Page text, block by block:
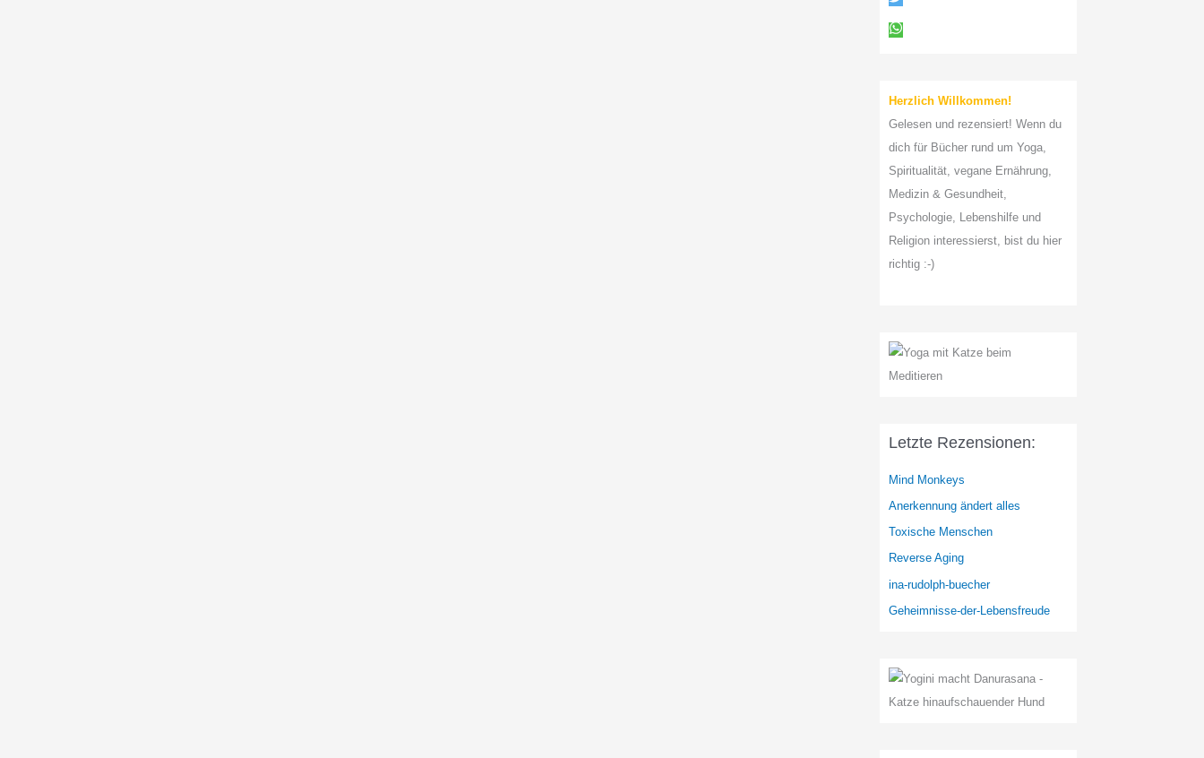
a
c
Herzlich Willkommen!
Gelesen und rezensiert! Wenn du
dich für Bücher rund um Yoga,
Spiritualität, vegane Ernährung,
Medizin & Gesundheit,
Psychologie, Lebenshilfe und
Religion interessierst, bist du hier
richtig :-)
Letzte Rezensionen:
Mind Monkeys
Anerkennung ändert alles
Toxische Menschen
Reverse Aging
ina-rudolph-buecher
Geheimnisse-der-Lebensfreude